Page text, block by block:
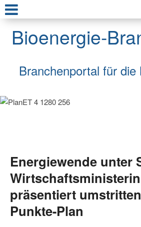
Bioenergie-
Branchenportal für die
Energiewende unter
präsentiert
Punkte-Plan